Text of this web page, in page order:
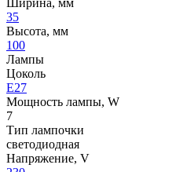
35
Высота, мм
100
Лампы
Цоколь
E27
Мощность лампы, W
7
Тип лампочки
светодиодная
Напряжение, V